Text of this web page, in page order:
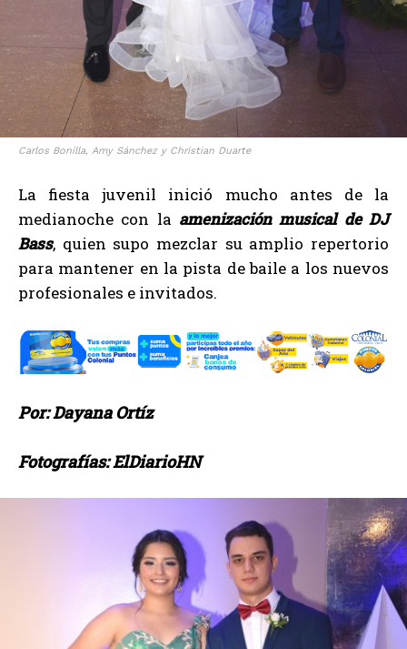
Carlos Bonilla, Amy Sánchez y Christian Duarte
La fiesta juvenil inició mucho antes de la
medianoche con la amenización musical de DJ
Bass, quien supo mezclar su amplio repertorio
para mantener en la pista de baile a los nuevos
profesionales e invitados.
Por: Dayana Ortíz
Fotografías: ElDiarioHN